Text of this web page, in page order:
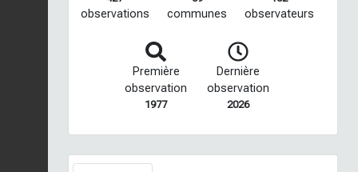
observations communes observateurs
Première
observation
1977
Dernière
observation
2026